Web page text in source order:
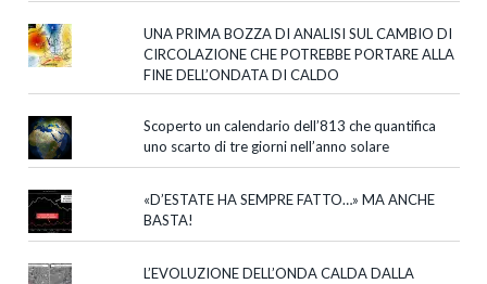
UNA PRIMA BOZZA DI ANALISI SUL CAMBIO DI
CIRCOLAZIONE CHE POTREBBE PORTARE ALLA
FINE DELL’ONDATA DI CALDO
Scoperto un calendario dell’813 che quantifica
uno scarto di tre giorni nell’anno solare
«D’ESTATE HA SEMPRE FATTO…» MA ANCHE
BASTA!
L’EVOLUZIONE DELL’ONDA CALDA DALLA